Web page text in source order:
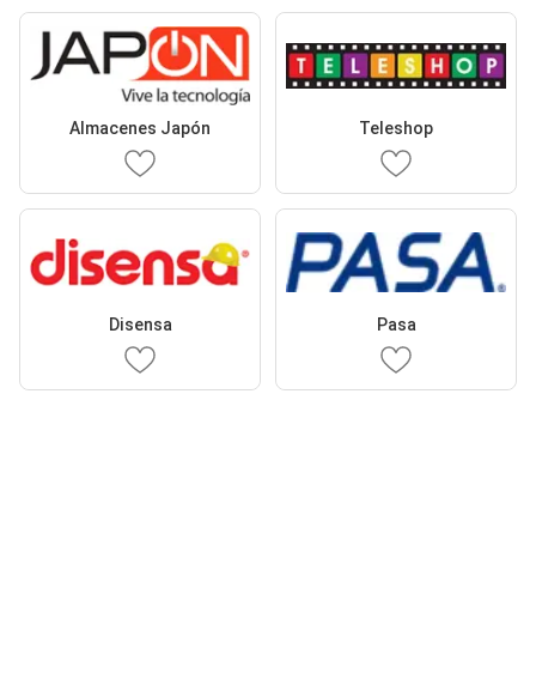
Almacenes Japón Teleshop
Disensa Pasa